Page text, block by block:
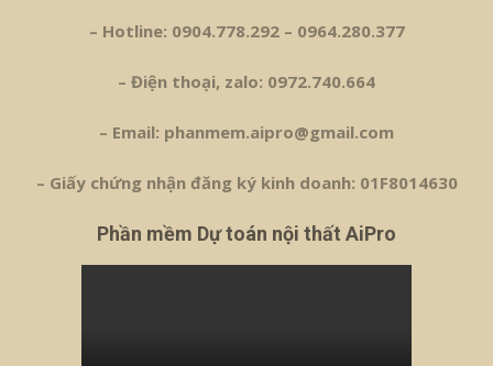
– Hotline: 0904.778.292 – 0964.280.377
– Điện thoại, zalo: 0972.740.664
– Email: phanmem.aipro@gmail.com
– Giấy chứng nhận đăng ký kinh doanh: 01F8014630
Phần mềm Dự toán nội thất AiPro